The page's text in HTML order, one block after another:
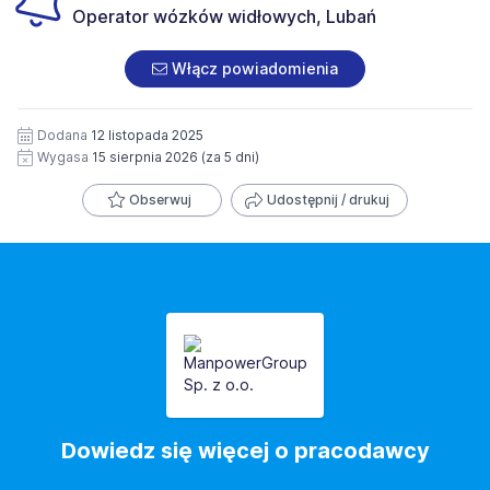
danych osobowych zawartych w załączonych
potrzeby przyszłych rekrutacji przez okres 12 miesięcy.
Zgoda jest dobrowolna i może być w każdym czasie
Operator wózków widłowych, Lubań
Włącz powiadomienia
Dodana 12 listopada 2025
Wygasa 15 sierpnia 2026 (za 5 dni)
Obserwuj Udostępnij / drukuj
Dowiedz się więcej o pracodawcy